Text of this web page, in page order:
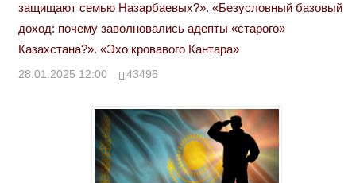
защищают семью Назарбаевых?». «Безусловный базовый
доход: почему заволновались адепты «старого»
Казахстана?». «Эхо кровавого Кантара»
28.01.2025 12:00 43496